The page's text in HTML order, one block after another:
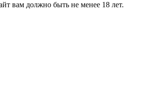
вам должно быть не менее 18 лет.